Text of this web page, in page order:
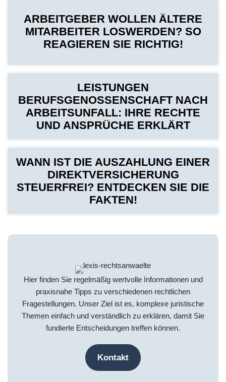
ARBEITGEBER WOLLEN ÄLTERE
MITARBEITER LOSWERDEN? SO
REAGIEREN SIE RICHTIG!
LEISTUNGEN
BERUFSGENOSSENSCHAFT NACH
ARBEITSUNFALL: IHRE RECHTE
UND ANSPRÜCHE ERKLÄRT
WANN IST DIE AUSZAHLUNG EINER
DIREKTVERSICHERUNG
STEUERFREI? ENTDECKEN SIE DIE
FAKTEN!
Hier finden Sie regelmäßig wertvolle Informationen und
praxisnahe Tipps zu verschiedenen rechtlichen
Fragestellungen. Unser Ziel ist es, komplexe juristische
Themen einfach und verständlich zu erklären, damit Sie
fundierte Entscheidungen treffen können.
Kontakt